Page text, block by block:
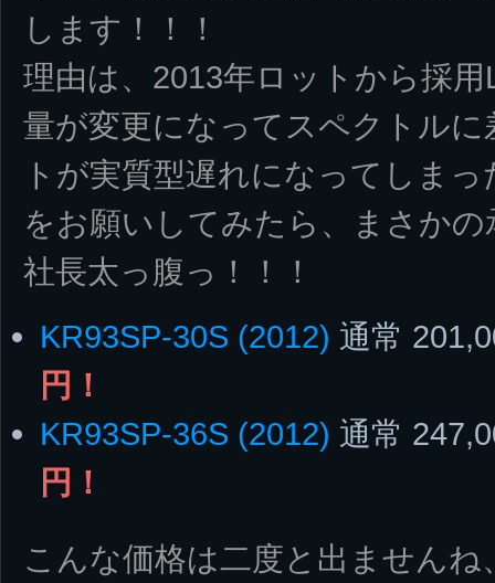
します！！！
理由は、2013年ロットから採
量が変更になってスペクトル
トが実質型遅れになってしま
をお願いしてみたら、まさか
社長太っ腹っ！！！
KR93SP-30S (2012) 通常
円！
KR93SP-36S (2012) 通常
円！
こんな価格は二度と出ませんね